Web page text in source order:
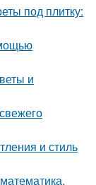
под плитку:
и
и стиль